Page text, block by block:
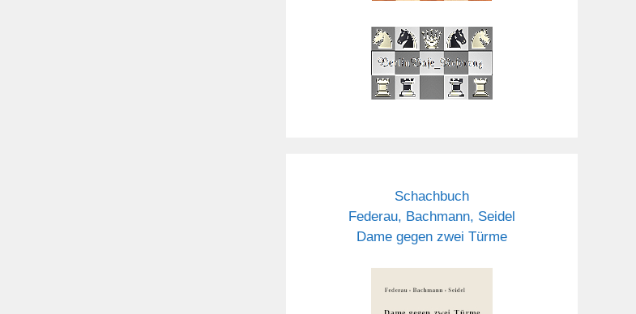
Schachbuch
Federau, Bachmann, Seidel
Dame gegen zwei Türme